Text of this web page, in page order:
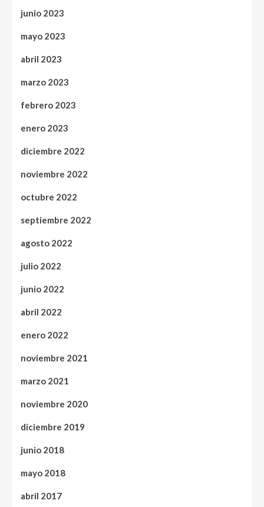
junio 2023
mayo 2023
abril 2023
marzo 2023
febrero 2023
enero 2023
diciembre 2022
noviembre 2022
octubre 2022
septiembre 2022
agosto 2022
julio 2022
junio 2022
abril 2022
enero 2022
noviembre 2021
marzo 2021
noviembre 2020
diciembre 2019
junio 2018
mayo 2018
abril 2017